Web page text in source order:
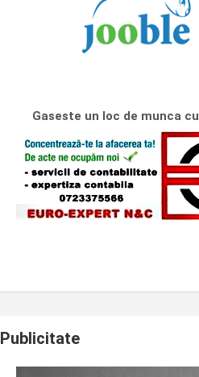
Gaseste un loc de munca cu
Publicitate